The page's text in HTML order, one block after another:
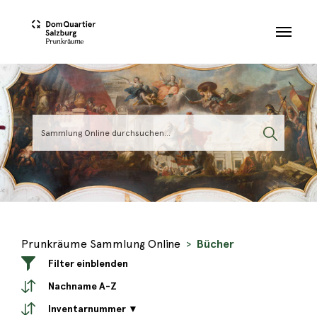
Prunkräume Sammlung Online Bücher
Filter einblenden
Nachname A-Z
Inventarnummer ▼